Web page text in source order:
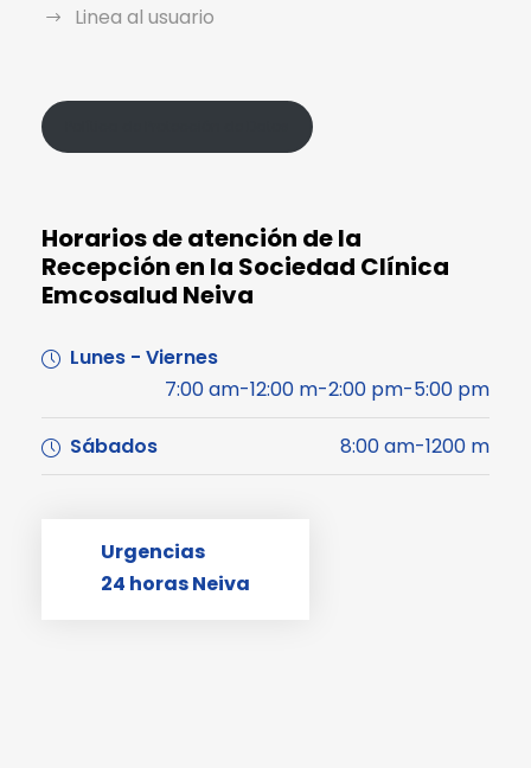
Linea al usuario
Horarios de atención de la
Recepción en la Sociedad Clínica
Emcosalud Neiva
Lunes - Viernes
7:00 am-12:00 m-2:00 pm-5:00 pm
Sábados 8:00 am-1200 m
Urgencias
24 horas Neiva